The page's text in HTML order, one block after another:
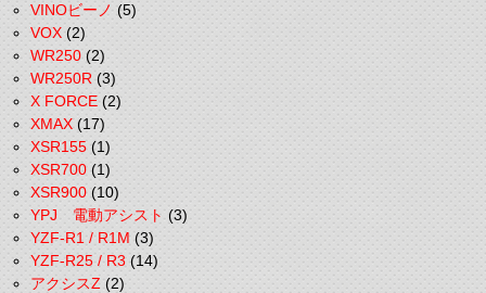
VINOビーノ(5)
VOX(2)
WR250(2)
WR250R(3)
X FORCE(2)
XMAX(17)
XSR155(1)
XSR700(1)
XSR900(10)
YPJ 電動アシスト(3)
YZF-R1 / R1M(3)
YZF-R25 / R3(14)
アクシスZ(2)